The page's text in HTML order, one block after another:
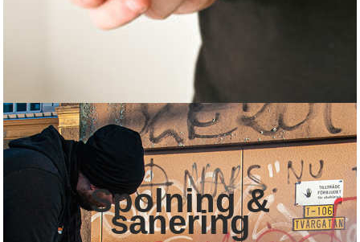
Spolning &
sanering